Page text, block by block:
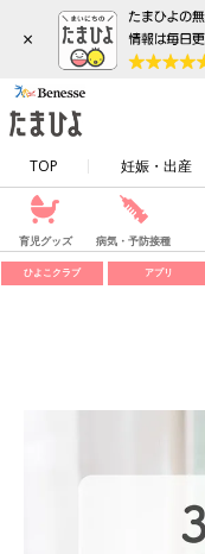
×
TOP 妊娠・出産
育児グッズ 病気・予防接種
ひよこクラブ アプリ